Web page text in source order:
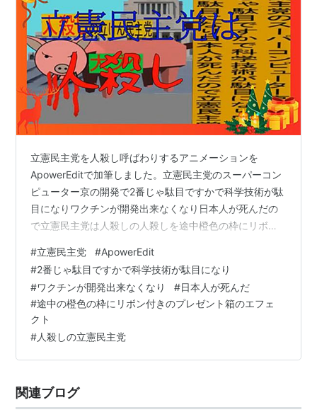
立憲民主党を人殺し呼ばわりするアニメーションを
ApowerEditで加筆しました。立憲民主党のスーパーコン
ピューター京の開発で2番じゃ駄目ですかで科学技術が駄
目になりワクチンが開発出来なくなり日本人が死んだの
で立憲民主党は人殺しの人殺しを途中橙色の枠にリボン
す。 途中の橙色の枠にリボン付きのプレゼント箱のエフ
ェクトの画像を乗っけて置きます。
#立憲民主党 #ApowerEdit
#2番じゃ駄目ですかで科学技術が駄目になり
#ワクチンが開発出来なくなり #日本人が死んだ
#途中の橙色の枠にリボン付きのプレゼント箱のエフェ
クト
#人殺しの立憲民主党
関連ブログ